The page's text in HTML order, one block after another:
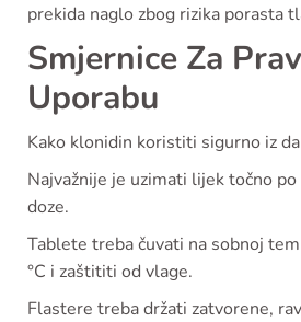
prekida naglo zbog rizika porasta
Smjernice Za
Uporabu
Kako klonidin koristiti sigurno iz
Najvažnije je uzimati lijek točno
doze.
Tablete treba čuvati na sobnoj
°C i zaštititi od vlage.
Flastere treba držati zatvorene,